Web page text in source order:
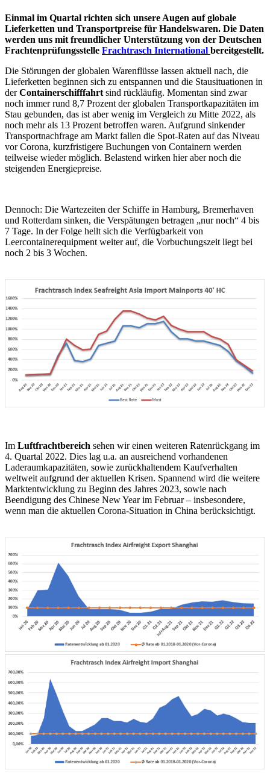
Einmal im Quartal richten sich unsere Augen auf globale
Lieferketten und Transportpreise für Handelswaren. Die Daten
werden uns mit freundlicher Unterstützung von der Deutschen
Frachtenprüfungsstelle Frachtrasch International bereitgestellt.
Die Störungen der globalen Warenflüsse lassen aktuell nach, die
Lieferketten beginnen sich zu entspannen und die Stausituationen in
derContainerschifffahrt sind rückläufig. Momentan sind zwar
noch immer rund 8,7 Prozent der globalen Transportkapazitäten im
Stau gebunden, das ist aber wenig im Vergleich zu Mitte 2022, als
noch mehr als 13 Prozent betroffen waren. Aufgrund sinkender
Transportnachfrage am Markt fallen die Spot-Raten auf das Niveau
vor Corona, kurzfristigere Buchungen von Containern werden
teilweise wieder möglich. Belastend wirken hier aber noch die
steigenden Energiepreise.
Dennoch: Die Wartezeiten der Schiffe in Hamburg, Bremerhaven
und Rotterdam sinken, die Verspätungen betragen „nur noch“ 4 bis
7 Tage. In der Folge hellt sich die Verfügbarkeit von
Leercontainerequipment weiter auf, die Vorbuchungszeit liegt bei
noch 2 bis 3 Wochen.
Im Luftfrachtbereich sehen wir einen weiteren Ratenrückgang im
4. Quartal 2022. Dies lag u.a. an ausreichend vorhandenen
Laderaumkapazitäten, sowie zurückhaltendem Kaufverhalten
weltweit aufgrund der aktuellen Krisen. Spannend wird die weitere
Marktentwicklung zu Beginn des Jahres 2023, sowie nach
Beendigung des Chinese New Year im Februar – insbesondere,
wenn man die aktuellen Corona-Situation in China berücksichtigt.